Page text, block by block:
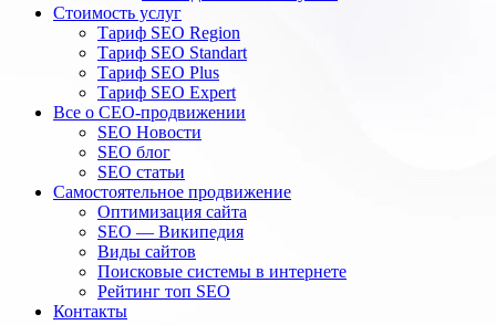
Стоимость услуг
Тариф SEO Region
Тариф SEO Standart
Тариф SEO Plus
Тариф SEO Expert
Все о СЕО-продвижении
SEO Новости
SEO блог
SEO статьи
Самостоятельное продвижение
Оптимизация сайта
SEO — Википедия
Виды сайтов
Поисковые системы в интернете
Рейтинг топ SEO
Контакты